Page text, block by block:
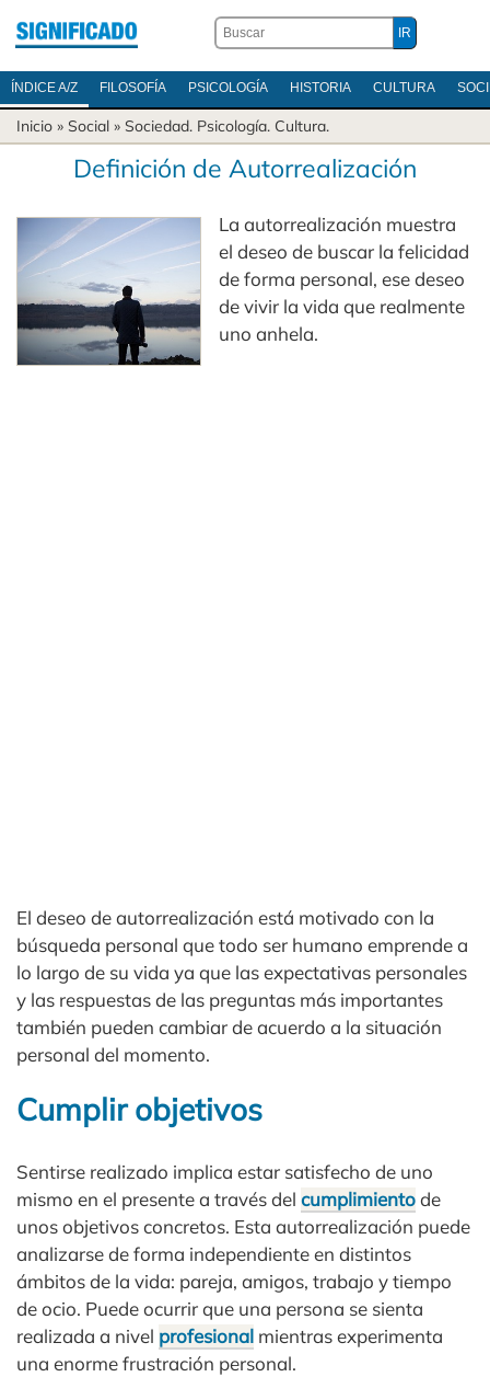
ÍNDICE A/Z FILOSOFÍA PSICOLOGÍA HISTORIA CULTURA
Inicio » Social » Sociedad. Psicología. Cultura.
Definición de Autorrealización
La autorrealización muestra
el deseo de buscar la felicidad
de forma personal, ese deseo
de vivir la vida que realmente
uno anhela.
El deseo de autorrealización está motivado con la
búsqueda personal que todo ser humano emprende a
lo largo de su vida ya que las expectativas personales
y las respuestas de las preguntas más importantes
también pueden cambiar de acuerdo a la situación
personal del momento.
Cumplir objetivos
Sentirse realizado implica estar satisfecho de uno
mismo en el presente a través del cumplimientode
unos objetivos concretos. Esta autorrealización puede
analizarse de forma independiente en distintos
ámbitos de la vida: pareja, amigos, trabajo y tiempo
de ocio. Puede ocurrir que una persona se sienta
realizada a nivel profesional mientras experimenta
una enorme frustración personal.